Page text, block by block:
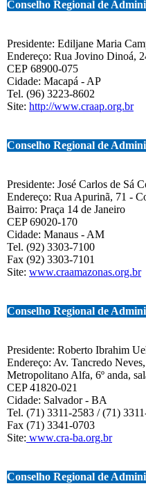
Conselho Regional de
Presidente: Ediljane Maria
Endereço: Rua Jovino Dinoá,
CEP 68900-075
Cidade: Macapá - AP
Tel. (96) 3223-8602
Site: http://www.craap.org.br
Conselho Regional de
Presidente: José Carlos de Sá
Endereço: Rua Apurinã, 71 -
Bairro: Praça 14 de Janeiro
CEP 69020-170
Cidade: Manaus - AM
Tel. (92) 3303-7100
Fax (92) 3303-7101
Site: www.craamazonas.org.br
Conselho Regional de
Presidente: Roberto Ibrahim
Endereço: Av. Tancredo
Metropolitano Alfa, 6º anda,
CEP 41820-021
Cidade: Salvador - BA
Tel. (71) 3311-2583 / (71)
Fax (71) 3341-0703
Site: www.cra-ba.org.br
Conselho Regional de